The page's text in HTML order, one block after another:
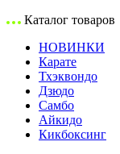
Каталог товаров
НОВИНКИ
Карате
Тхэквондо
Дзюдо
Самбо
Айкидо
Кикбоксинг